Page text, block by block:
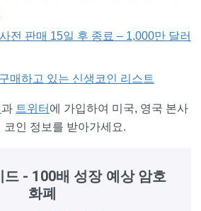
전 판매 15일 후 종료 – 1,000만 달러
매하고 있는 신생코인 리스트
과 트위터 에 가입하여 미국, 영국 본사
코인 정보를 받아가세요.
드 - 100배 성장 예상 암호
화폐